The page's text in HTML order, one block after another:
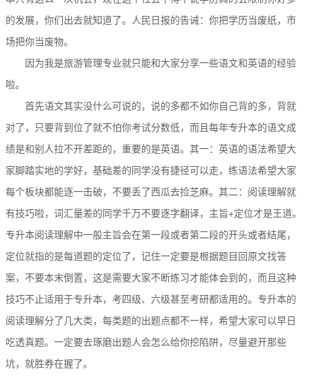
的发展，你们出去就知道了。人民日报的告诫：你把学历当废纸，市
场把你当废物。
因为我是旅游管理专业就只能和大家分享一些语文和英语的经验
啦。
首先语文其实没什么可说的，说的多都不如你自己背的多，背就
对了，只要背到位了就不怕你考试分数低，而且每年专升本的语文成
绩是和别人拉不开差距的，重要的是英语。其一：英语的语法希望大
家脚踏实地的学好，基础差的同学没有捷径可以走，练语法希望大家
每个板块都能逐一击破，不要丢了西瓜去捡芝麻。其二：阅读理解就
有技巧啦，词汇量差的同学千万不要逐字翻译，主旨+定位才是王道。
专升本阅读理解中一般主旨会在第一段或者第二段的开头或者结尾，
定位就指的是每道题的定位了，记住一定要是根据题目回原文找答
案，不要本末倒置，这是需要大家不断练习才能体会到的，而且这种
技巧不止适用于专升本，考四级、六级甚至考研都适用的。专升本的
阅读理解分了几大类，每类题的出题点都不一样，希望大家可以早日
吃透真题。一定要去琢磨出题人会怎么给你挖陷阱，尽量避开那些
坑，就胜券在握了。